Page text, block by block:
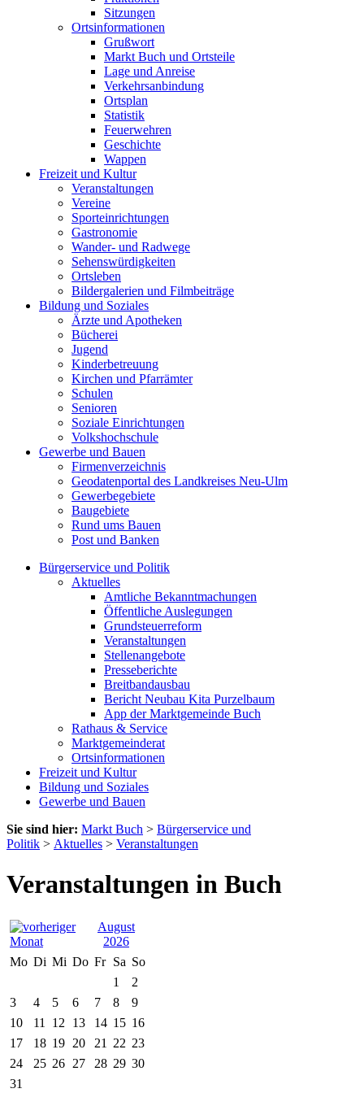
Sitzungen
Ortsinformationen
Grußwort
Markt Buch und Ortsteile
Lage und Anreise
Verkehrsanbindung
Ortsplan
Statistik
Feuerwehren
Geschichte
Wappen
Freizeit und Kultur
Veranstaltungen
Vereine
Sporteinrichtungen
Gastronomie
Wander- und Radwege
Sehenswürdigkeiten
Ortsleben
Bildergalerien und Filmbeiträge
Bildung und Soziales
Ärzte und Apotheken
Bücherei
Jugend
Kinderbetreuung
Kirchen und Pfarrämter
Schulen
Senioren
Soziale Einrichtungen
Volkshochschule
Gewerbe und Bauen
Firmenverzeichnis
Geodatenportal des Landkreises Neu-Ulm
Gewerbegebiete
Baugebiete
Rund ums Bauen
Post und Banken
Bürgerservice und Politik
Aktuelles
Amtliche Bekanntmachungen
Öffentliche Auslegungen
Grundsteuerreform
Veranstaltungen
Stellenangebote
Presseberichte
Breitbandausbau
Bericht Neubau Kita Purzelbaum
App der Marktgemeinde Buch
Rathaus & Service
Marktgemeinderat
Ortsinformationen
Freizeit und Kultur
Bildung und Soziales
Gewerbe und Bauen
Sie sind hier: Markt Buch > Bürgerservice und
Politik > Aktuelles > Veranstaltungen
Veranstaltungen in Buch
August
2026
Mo Di Mi Do Fr Sa So
1
2
3
4 5 6 7 8
9
10
11 12 13 14 15 16
17
18 19 20 21 22 23
24
25 26 27 28 29 30
31